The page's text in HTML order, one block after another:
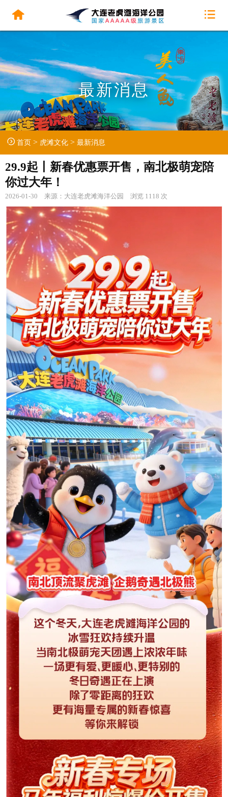
最新消息
首页> 虎滩文化> 最新消息
29.9起丨新春优惠票开售，南北极萌宠陪
你过大年！
2026-01-30 来源：大连老虎滩海洋公园 浏览 1118 次